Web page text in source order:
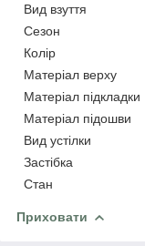
Вид взуття
Сезон
Колір
Матеріал верху
Матеріал підкладки
Матеріал підошви
Вид устілки
Застібка
Стан
Приховати